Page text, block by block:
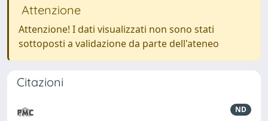
Attenzione
Attenzione! I dati visualizzati non sono stati
sottoposti a validazione da parte dell'ateneo
Citazioni
ND